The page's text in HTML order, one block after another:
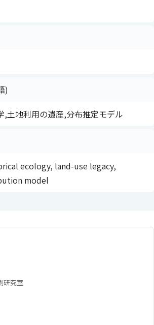
)
,土地利用の遺産,分布推定モデル
ecology, land-use legacy,
model
研究室